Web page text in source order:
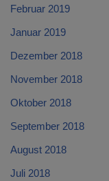
Februar 2019
Januar 2019
Dezember 2018
November 2018
Oktober 2018
September 2018
August 2018
Juli 2018